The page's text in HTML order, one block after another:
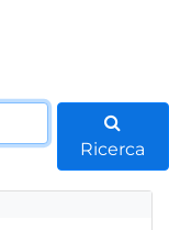
Ricerca